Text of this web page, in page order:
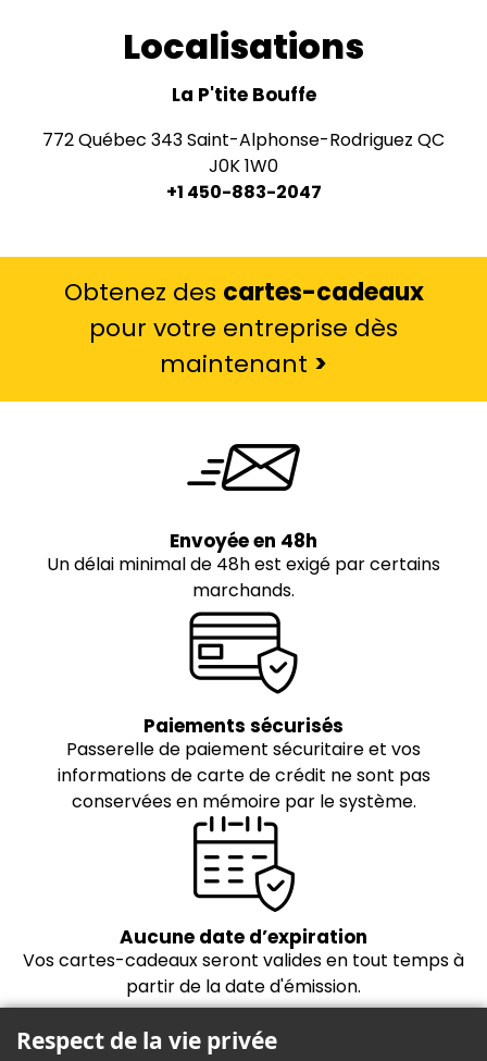
Localisations
La P'tite Bouffe
772 Québec 343 Saint-Alphonse-Rodriguez QC
J0K 1W0
+1 450-883-2047
Obtenez des cartes-cadeaux
pour votre entreprise dès
maintenant >
Envoyée en 48h
Un délai minimal de 48h est exigé par certains
marchands.
Paiements sécurisés
Passerelle de paiement sécuritaire et vos
informations de carte de crédit ne sont pas
conservées en mémoire par le système.
Aucune date d’expiration
Vos cartes-cadeaux seront valides en tout temps à
partir de la date d'émission.
Respect de la vie privée